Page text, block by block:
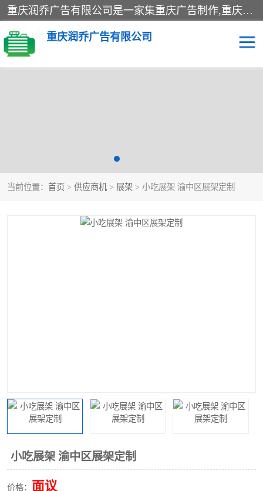
重庆润乔广告有限公司是一家集重庆广告制作,重庆标识标牌,亚克力发光字,led发光字,树脂发光字,超薄灯箱,拉布灯箱,吸塑灯箱,门头招牌,企业形象墙,写真喷绘,x展架,拉网展架,广告展架,条幅,锦旗设计,制作,施工,维护为一体的专业化广告公司.
重庆润乔广告有限公司
当前位置： 首页 > 供应商机 > 展架 > 小吃展架 渝中区展架定制
小吃展架 渝中区展架定制
价格： 面议
展架 条幅